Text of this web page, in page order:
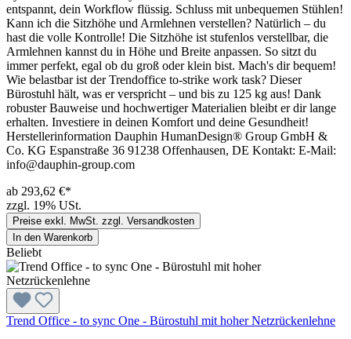
entspannt, dein Workflow flüssig. Schluss mit unbequemen Stühlen!
Kann ich die Sitzhöhe und Armlehnen verstellen? Natürlich – du
hast die volle Kontrolle! Die Sitzhöhe ist stufenlos verstellbar, die
Armlehnen kannst du in Höhe und Breite anpassen. So sitzt du
immer perfekt, egal ob du groß oder klein bist. Mach's dir bequem!
Wie belastbar ist der Trendoffice to-strike work task? Dieser
Bürostuhl hält, was er verspricht – und bis zu 125 kg aus! Dank
robuster Bauweise und hochwertiger Materialien bleibt er dir lange
erhalten. Investiere in deinen Komfort und deine Gesundheit!
Herstellerinformation Dauphin HumanDesign® Group GmbH &
Co. KG Espanstraße 36 91238 Offenhausen, DE Kontakt: E-Mail:
info@dauphin-group.com
ab 293,62 €*
zzgl. 19% USt.
Preise exkl. MwSt. zzgl. Versandkosten
In den Warenkorb
Beliebt
Trend Office - to sync One - Bürostuhl mit hoher Netzrückenlehne